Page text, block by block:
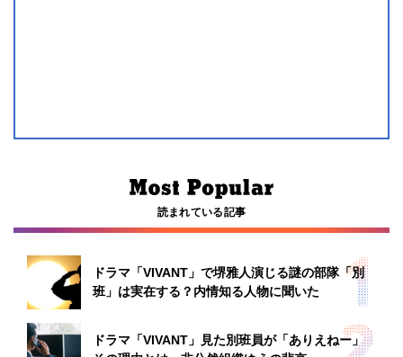
読まれている記事
ドラマ「VIVANT」で堺雅人演じる謎の部隊「別
班」は実在する？内情知る人物に聞いた
ドラマ「VIVANT」見た別班員が「ありえねー」